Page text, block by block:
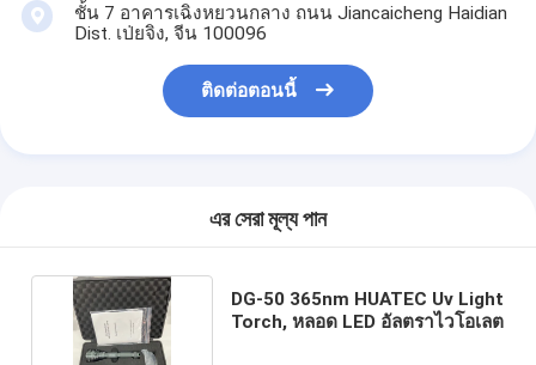
ชั้น 7 อาคารเฉิงหยวนกลาง ถนน Jiancaicheng Haidian
Dist. เป่ยจิง, จีน 100096
ติดต่อตอนนี้
এর সেরা মূল্য পান
DG-50 365nm HUATEC Uv Light
Torch, หลอด LED อัลตราไวโอเลต